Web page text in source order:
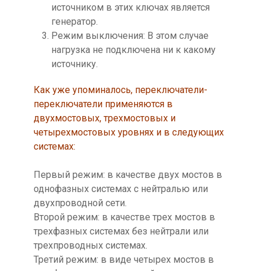
источником в этих ключах является
генератор.
Режим выключения: В этом случае
нагрузка не подключена ни к какому
источнику.
Как уже упоминалось, переключатели-
переключатели применяются в
двухмостовых, трехмостовых и
четырехмостовых уровнях и в следующих
системах:
Первый режим: в качестве двух мостов в
однофазных системах с нейтралью или
двухпроводной сети.
Второй режим: в качестве трех мостов в
трехфазных системах без нейтрали или
трехпроводных системах.
Третий режим: в виде четырех мостов в